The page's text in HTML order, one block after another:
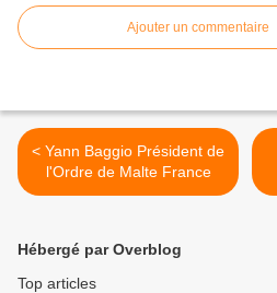
Ajouter un commentaire
< Yann Baggio Président de
l'Ordre de Malte France
Hébergé par Overblog
Top articles